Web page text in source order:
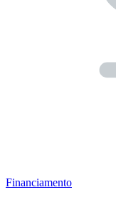
Financiamento